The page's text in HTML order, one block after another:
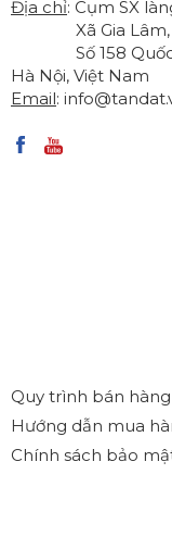
Địa chỉ: Cụm SX
Xã Gia Lâm,
Số 158 Quốc
Hà Nội, Việt Nam
Email:
Quy trình bán hàng
Hướng dẫn mua
Chính sách bảo